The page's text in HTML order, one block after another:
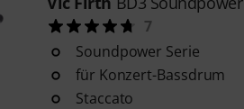
7
Soundpower Serie
für Konzert-Bassdrum
Staccato